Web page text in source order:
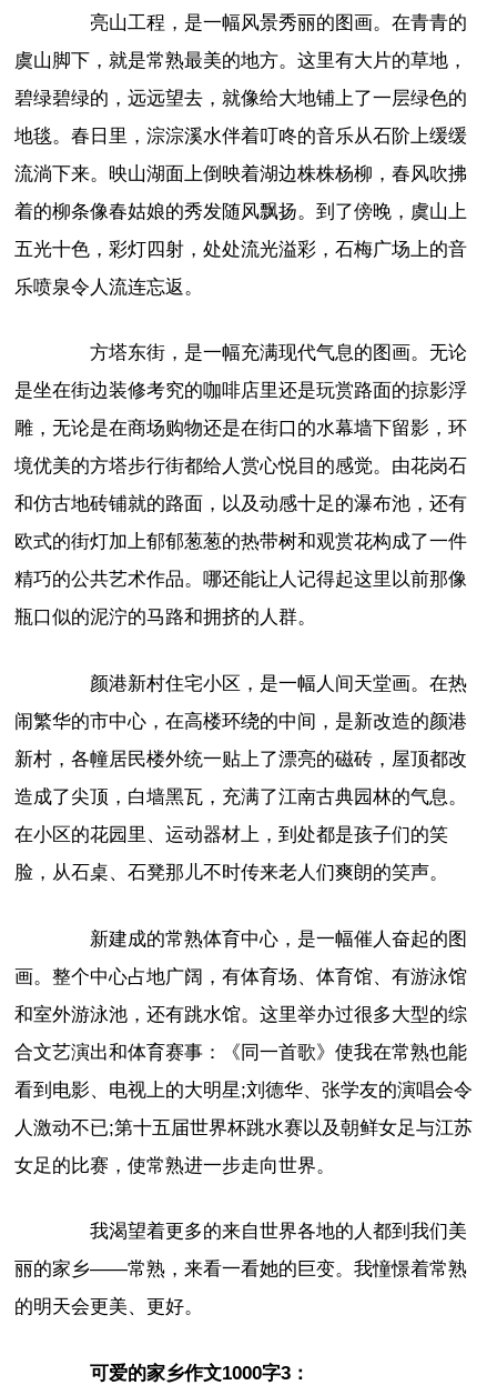
亮山工程，是一幅风景秀丽的图画。在青青的
虞山脚下，就是常熟最美的地方。这里有大片的草地，
碧绿碧绿的，远远望去，就像给大地铺上了一层绿色的
地毯。春日里，淙淙溪水伴着叮咚的音乐从石阶上缓缓
流淌下来。映山湖面上倒映着湖边株株杨柳，春风吹拂
着的柳条像春姑娘的秀发随风飘扬。到了傍晚，虞山上
五光十色，彩灯四射，处处流光溢彩，石梅广场上的音
乐喷泉令人流连忘返。
方塔东街，是一幅充满现代气息的图画。无论
是坐在街边装修考究的咖啡店里还是玩赏路面的掠影浮
雕，无论是在商场购物还是在街口的水幕墙下留影，环
境优美的方塔步行街都给人赏心悦目的感觉。由花岗石
和仿古地砖铺就的路面，以及动感十足的瀑布池，还有
欧式的街灯加上郁郁葱葱的热带树和观赏花构成了一件
精巧的公共艺术作品。哪还能让人记得起这里以前那像
瓶口似的泥泞的马路和拥挤的人群。
颜港新村住宅小区，是一幅人间天堂画。在热
闹繁华的市中心，在高楼环绕的中间，是新改造的颜港
新村，各幢居民楼外统一贴上了漂亮的磁砖，屋顶都改
造成了尖顶，白墙黑瓦，充满了江南古典园林的气息。
在小区的花园里、运动器材上，到处都是孩子们的笑
脸，从石桌、石凳那儿不时传来老人们爽朗的笑声。
新建成的常熟体育中心，是一幅催人奋起的图
画。整个中心占地广阔，有体育场、体育馆、有游泳馆
和室外游泳池，还有跳水馆。这里举办过很多大型的综
合文艺演出和体育赛事：《同一首歌》使我在常熟也能
看到电影、电视上的大明星;刘德华、张学友的演唱会令
人激动不已;第十五届世界杯跳水赛以及朝鲜女足与江苏
女足的比赛，使常熟进一步走向世界。
我渴望着更多的来自世界各地的人都到我们美
丽的家乡——常熟，来看一看她的巨变。我憧憬着常熟
的明天会更美、更好。
可爱的家乡作文1000字3：